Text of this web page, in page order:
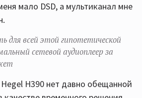
мало DSD, а мультиканал мне
для всей этой гипотетической
сетевой аудиоплеер за
Hegel H390 нет давно обещанной